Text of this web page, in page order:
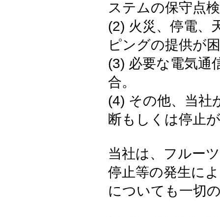
ステムの保守点
(2) 火災、停電、
ピングの提供が
(3) 必要な電気通
合。
(4) その他、当社
断もしくは停止
当社は、フルー
停止等の発生に
についても一切